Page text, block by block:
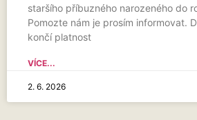
staršího příbuzného narozeného do
Pomozte nám je prosím informovat.
končí platnost
VÍCE...
2. 6. 2026